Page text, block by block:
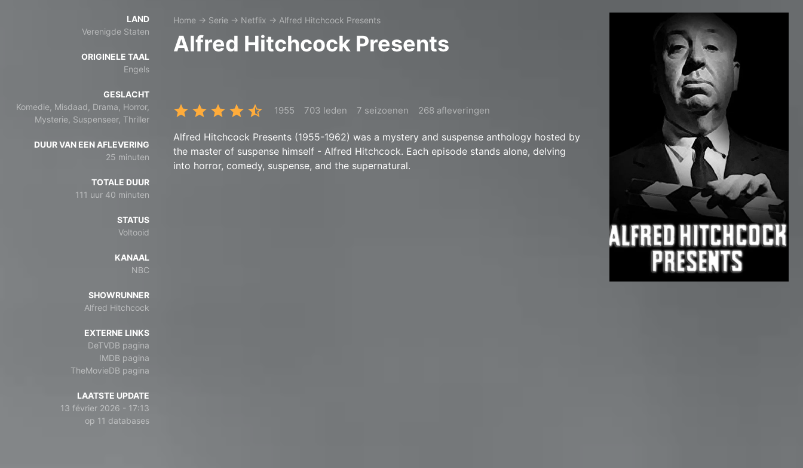
LAND
Verenigde Staten
ORIGINELE TAAL
Engels
GESLACHT
Komedie, Misdaad, Drama, Horror,
Mysterie, Suspenseer, Thriller
DUUR VAN EEN AFLEVERING
25 minuten
TOTALE DUUR
111 uur 40 minuten
STATUS
Voltooid
KANAAL
NBC
SHOWRUNNER
Alfred Hitchcock
EXTERNE LINKS
DeTVDB pagina
IMDB pagina
TheMovieDB pagina
LAATSTE UPDATE
13 février 2026 - 17:13
op 11 databases
Home → Serie → Netflix → Alfred Hitchcock Presents
Alfred Hitchcock Presents
1955 703 leden 7 seizoenen 268 afleveringen
Alfred Hitchcock Presents (1955-1962) was a mystery and suspense anthology hosted by
the master of suspense himself - Alfred Hitchcock. Each episode stands alone, delving
into horror, comedy, suspense, and the supernatural.